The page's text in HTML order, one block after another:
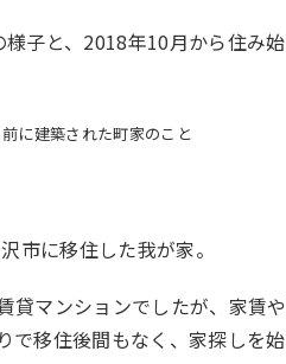
子と、2018年10月から住み
に建築された町家のこと
市に移住した我が家。
貸マンションでしたが、家賃
で移住後間もなく、家探しを始